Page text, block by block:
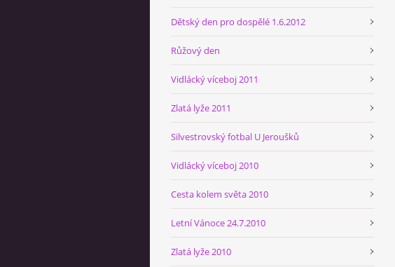
Dětský den pro dospělé 1.6.2012
Růžový den
Vidlácký víceboj 2011
Zlatá lyže 2011
Silvestrovský fotbal U Jeroušků
Vidlácký víceboj 2010
Cesta kolem světa 2010
Letní Vánoce 24.7.2010
Zlatá lyže 2010